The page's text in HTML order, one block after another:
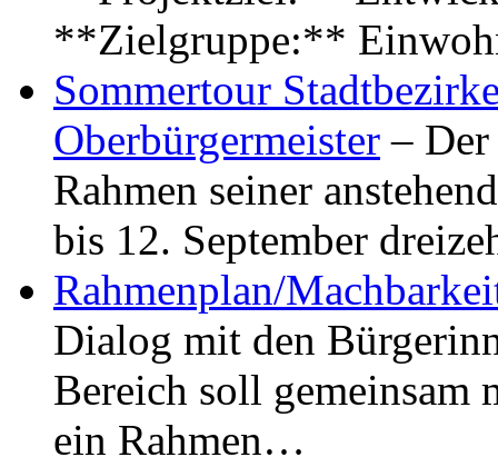
**Zielgruppe:**
Sommertour
Oberbürgermeister –
Rahmen seiner
bis 12. September
Rahmenplan/
Dialog mit den
Bereich soll gemeinsam
ein Rahmen…